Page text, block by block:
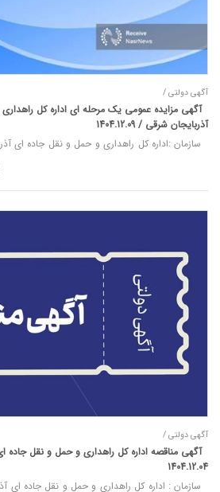
آگهی دولتی /
آگهی مزایده عمومی یک مرحله ای اداره کل
آذربايجان شرقی / 1404.12.09
سازمان :اداره کل راهداری و حمل و نقل جاده ای
آگهی دولتی /
آگهی مناقصه اداره كل راهداری و حمل و نقل جاده
1404.12.04
سازمان : اداره كل راهداری و حمل و نقل جاده ای